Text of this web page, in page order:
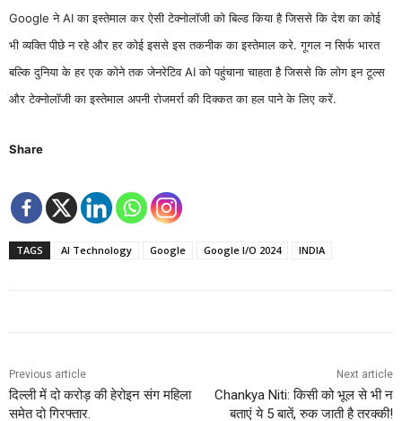
Google ने AI का इस्तेमाल कर ऐसी टेक्नोलॉजी को बिल्ड किया है जिससे कि देश का कोई
भी व्यक्ति पीछे न रहे और हर कोई इससे इस तकनीक का इस्तेमाल करे. गूगल न सिर्फ भारत
बल्कि दुनिया के हर एक कोने तक जेनरेटिव AI को पहुंचाना चाहता है जिससे कि लोग इन टूल्स
और टेक्नोलॉजी का इस्तेमाल अपनी रोजमर्रा की दिक्कत का हल पाने के लिए करें.
Share
TAGS AI Technology Google Google I/O 2024 INDIA
Previous article
दिल्ली में दो करोड़ की हेरोइन संग महिला
समेत दो गिरफ्तार.
Next article
Chankya Niti: किसी को भूल से भी न
बताएं ये 5 बातें, रुक जाती है तरक्की!